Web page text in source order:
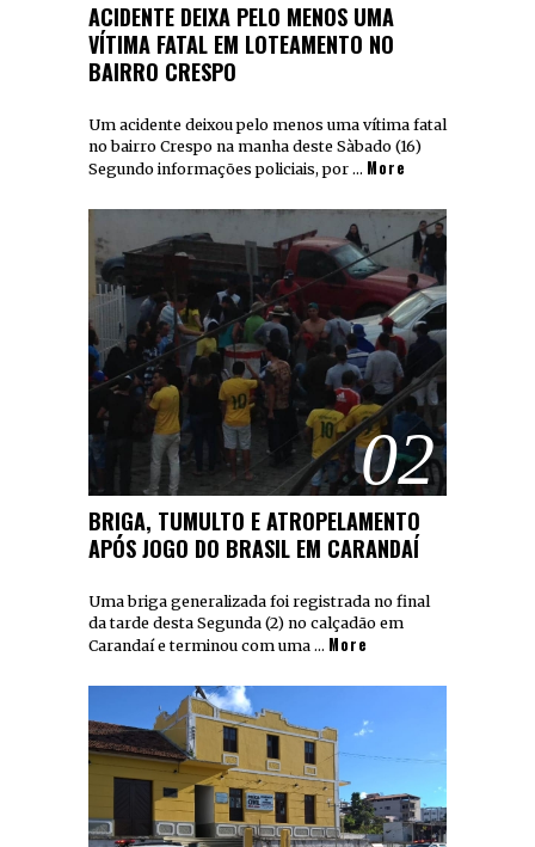
ACIDENTE DEIXA PELO MENOS UMA
VÍTIMA FATAL EM LOTEAMENTO NO
BAIRRO CRESPO
Um acidente deixou pelo menos uma vítima fatal
no bairro Crespo na manha deste Sàbado (16)
Segundo informações policiais, por … More
02
BRIGA, TUMULTO E ATROPELAMENTO
APÓS JOGO DO BRASIL EM CARANDAÍ
Uma briga generalizada foi registrada no final
da tarde desta Segunda (2) no calçadão em
Carandaí e terminou com uma … More